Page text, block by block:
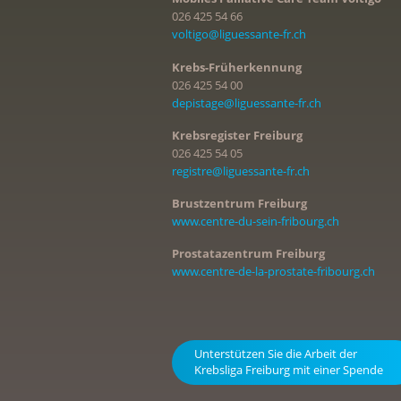
026 425 54 66
voltigo@liguessante-fr.ch
Krebs-Früherkennung
026 425 54 00
depistage@liguessante-fr.ch
Krebsregister Freiburg
026 425 54 05
registre@liguessante-fr.ch
Brustzentrum Freiburg
www.centre-du-sein-fribourg.ch
Prostatazentrum Freiburg
www.centre-de-la-prostate-fribourg.ch
Unterstützen Sie die Arbeit der
Krebsliga Freiburg mit einer Spende